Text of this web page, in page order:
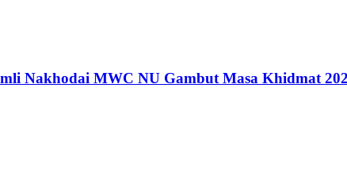
Nakhodai MWC NU Gambut Masa Khidmat